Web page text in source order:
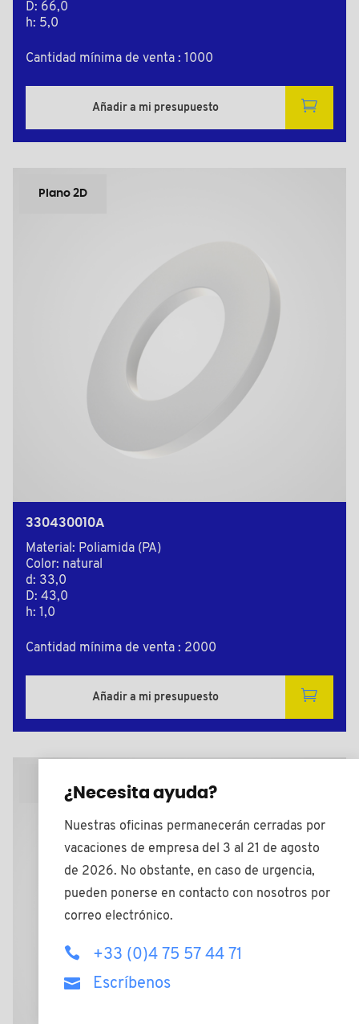
D: 66,0
h: 5,0
Cantidad mínima de venta : 1000
Añadir a mi presupuesto
Plano 2D
330430010A
Material: Poliamida (PA)
Color: natural
d: 33,0
D: 43,0
h: 1,0
Cantidad mínima de venta : 2000
Añadir a mi presupuesto
¿Necesita ayuda?
Nuestras oficinas permanecerán cerradas por
vacaciones de empresa del 3 al 21 de agosto
de 2026. No obstante, en caso de urgencia,
pueden ponerse en contacto con nosotros por
correo electrónico.
+33 (0)4 75 57 44 71
Escríbenos